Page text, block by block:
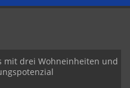
mit drei Wohneinheiten und